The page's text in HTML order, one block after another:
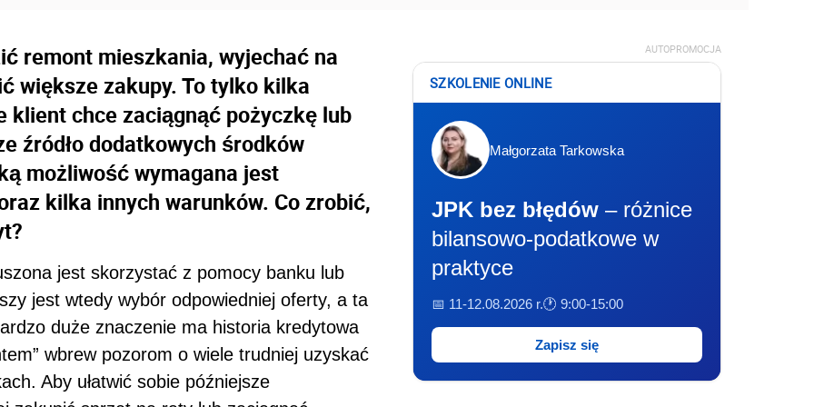
remont mieszkania, wyjechać na
większe zakupy. To tylko kilka
klient chce zaciągnąć pożyczkę lub
źródło dodatkowych środków
możliwość wymagana jest
kilka innych warunków. Co zrobić,
jest skorzystać z pomocy banku lub
jest wtedy wybór odpowiedniej oferty, a ta
duże znaczenie ma historia kredytowa
wbrew pozorom o wiele trudniej uzyskać
Aby ułatwić sobie późniejsze
AUTOPROMOCJA
SZKOLENIE ONLINE
Małgorzata Tarkowska
JPK bez błędów – różnice
bilansowo-podatkowe w
praktyce
📅 11-12.08.2026 r.🕐 9:00-15:00
Zapisz się